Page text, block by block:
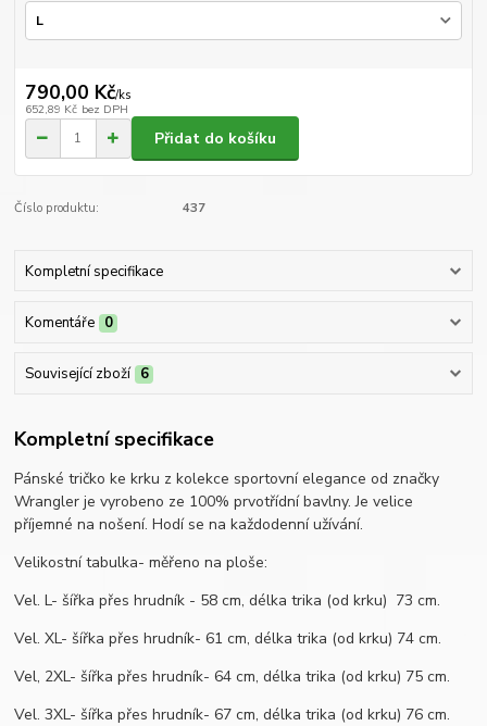
790,00 Kč/ks
652,89 Kč bez DPH
Přidat do košíku
Číslo produktu: 437
Kompletní specifikace
Komentáře 0
Související zboží 6
Kompletní specifikace
Pánské tričko ke krku z kolekce sportovní elegance od značky
Wrangler je vyrobeno ze 100% prvotřídní bavlny. Je velice
příjemné na nošení. Hodí se na každodenní užívání.
Velikostní tabulka- měřeno na ploše:
Vel. L- šířka přes hrudník - 58 cm, délka trika (od krku) 73 cm.
Vel. XL- šířka přes hrudník- 61 cm, délka trika (od krku) 74 cm.
Vel, 2XL- šířka přes hrudník- 64 cm, délka trika (od krku) 75 cm.
Vel. 3XL- šířka přes hrudník- 67 cm, délka trika (od krku) 76 cm.